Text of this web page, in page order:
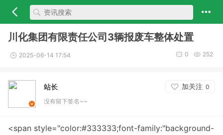
川化集团有限责任公司3辆报废车整体处置
2025-06-14 17:54 252
0
站长 加关注 0
没有留下签名~~
<span style="color:#333333;font-family:"background-